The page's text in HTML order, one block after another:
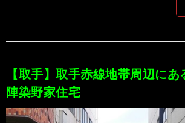
【取手】取手赤線地帯周辺にあ
陣染野家住宅